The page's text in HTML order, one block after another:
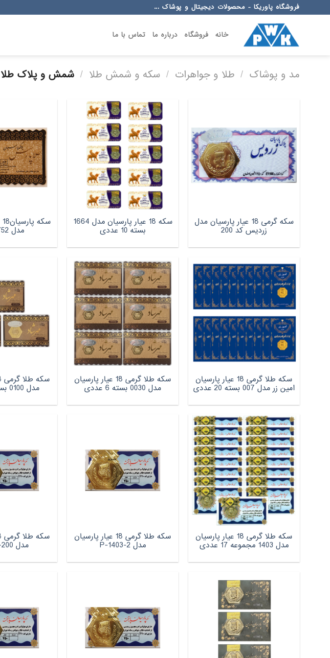
to
فروشگاه پاوریکا - محصولات دیجیتال و پوشاک ...
خانه فروشگاه درباره ما تماس با ما
مد و پوشاک / طلا و جواهرات / سکه و شمش طلا / شمش و پلاک طلا
سکه گرمی 18 عیار پارسیان مدل
زردیس کد 200
سکه 18 عیار پارسیان مدل 1664
بسته 10 عددی مدل H578752
سکه طلا گرمی 18 عیار پارسیان
امین زر مدل 007 بسته 20 عددی
سکه طلا گرمی 18 عیار پارسیان
مدل 0030 بسته 6 عددی مدل 0100 بسته 3 عددی
سکه طلا گرمی 18 عیار پارسیان
مدل 1403 مجموعه 17 عددی
سکه طلا گرمی 18 عیار پارسیان
مدل P-1403-2 مدل P-1403-200